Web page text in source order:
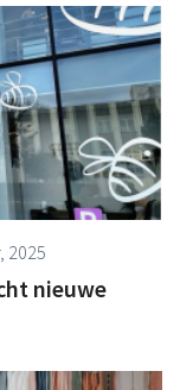
2025
nieuwe